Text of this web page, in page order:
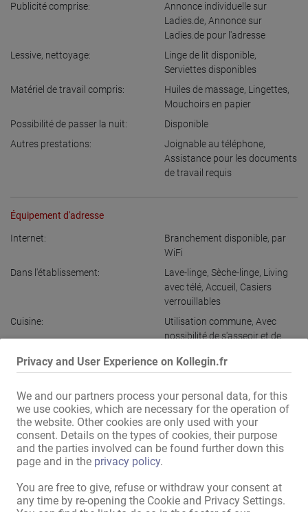
Privacy and User Experience on Kollegin.fr
We and our partners process your personal data, for this
we use cookies, which are necessary for the operation of
the website. Other cookies are only used with your
consent. Details on the types of cookies, their purpose
and the parties involved can be found further down this
page and in the privacy policy.
You are free to give, refuse or withdraw your consent at
any time by re-opening the Cookie and Privacy Settings.
Publicité comprise:
Annonce individuelle sur
Ladies.de, Annonce sur
Ladies.de pour l'adresse
Lessive, nettoyage:
Linge de lit disponible,
Serviettes disponibles
Matériel de travail compris:
Huiles de massage, Lingettes,
Mouchoirs en papier
Possibilité de passer la nuit:
Disponible
Autres prestations:
Joignable au téléphone,
Assistance pour les documents
de travail requis
Équipement d'adresse
Internet: Branchement disponible, par
WiFi
Dans l'établissement:
Lave-linge, Sèche-linge, Living
avec télé, Accueil , Casiers
verrouillables
Cuisine:
Utilisation commune, Avec
possibilité de s'asseoir et de
Salle de bains:
Utilisation commune
Emplacement:
Zone industrielle
À proximité
du parc des expositions,À
proximité de la gare,À
proximité de l'aéroport,Zone
d'activité commerciale
Dans les parages:
Pharmacie
Centre commercial
Poste,Supermarché,Coiffeur